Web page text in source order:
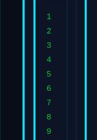
1
2
3
4
5
6
7
8
9